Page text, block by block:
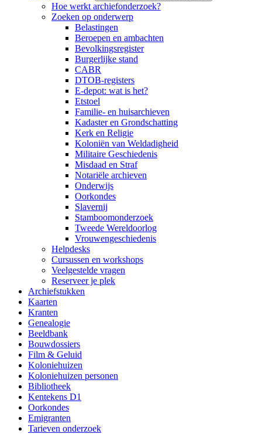
Hoe werkt archiefonderzoek?
Zoeken op onderwerp
Belastingen
Beroepen en ambachten
Bevolkingsregister
Burgerlijke stand
CABR
DTOB-registers
E-depot: wat is het?
Etstoel
Familie- en huisarchieven
Kadaster en Grondschatting
Kerk en Religie
Koloniën van Weldadigheid
Militaire Geschiedenis
Misdaad en Straf
Notariële archieven
Onderwijs
Oorkondes
Slavernij
Stamboomonderzoek
Tweede Wereldoorlog
Vrouwengeschiedenis
Helpdesks
Cursussen en workshops
Veelgestelde vragen
Reserveer je plek
Archiefstukken
Kaarten
Kranten
Genealogie
Beeldbank
Bouwdossiers
Film & Geluid
Koloniehuizen
Koloniehuizen personen
Bibliotheek
Kentekens D1
Oorkondes
Emigranten
Tarieven onderzoek